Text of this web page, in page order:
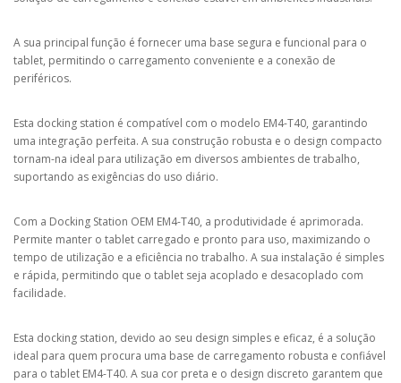
A sua principal função é fornecer uma base segura e funcional para o
tablet, permitindo o carregamento conveniente e a conexão de
periféricos.
Esta docking station é compatível com o modelo EM4-T40, garantindo
uma integração perfeita. A sua construção robusta e o design compacto
tornam-na ideal para utilização em diversos ambientes de trabalho,
suportando as exigências do uso diário.
Com a Docking Station OEM EM4-T40, a produtividade é aprimorada.
Permite manter o tablet carregado e pronto para uso, maximizando o
tempo de utilização e a eficiência no trabalho. A sua instalação é simples
e rápida, permitindo que o tablet seja acoplado e desacoplado com
facilidade.
Esta docking station, devido ao seu design simples e eficaz, é a solução
ideal para quem procura uma base de carregamento robusta e confiável
para o tablet EM4-T40. A sua cor preta e o design discreto garantem que